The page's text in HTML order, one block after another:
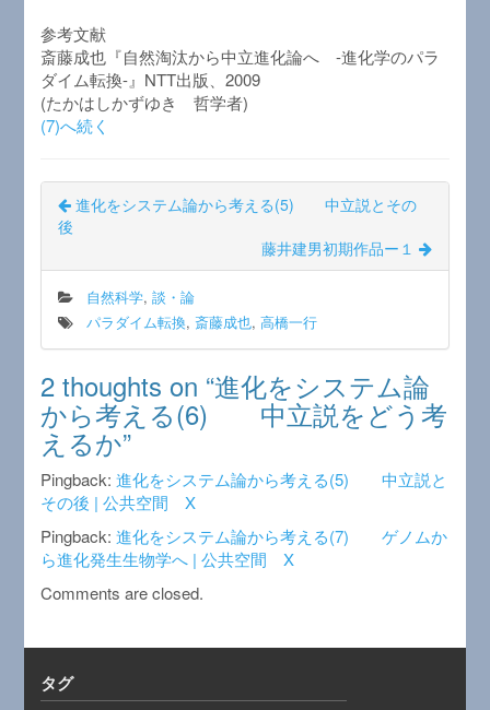
参考文献
斎藤成也『自然淘汰から中立進化論へ -進化学のパラ
ダイム転換-』NTT出版、2009
(たかはしかずゆき 哲学者)
(7)へ続く
進化をシステム論から考える(5) 中立説とその
後
藤井建男初期作品ー１
自然科学,談・論
パラダイム転換,斎藤成也,高橋一行
2 thoughts on “進化をシステム論
から考える(6) 中立説をどう考
えるか”
Pingback:進化をシステム論から考える(5) 中立説と
その後 | 公共空間 X
Pingback:進化をシステム論から考える(7) ゲノムか
ら進化発生生物学へ | 公共空間 X
Comments are closed.
タグ